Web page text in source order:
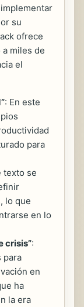
su
ofrece
miles de
el
: En este
para
texto se
lo que
en lo
crisis”:
para
en
ha
la era